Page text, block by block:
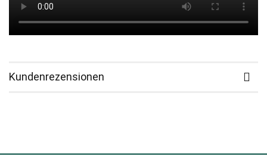
Kundenrezensionen